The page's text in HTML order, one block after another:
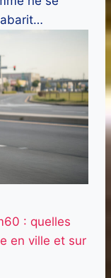
: quelles
en ville et sur